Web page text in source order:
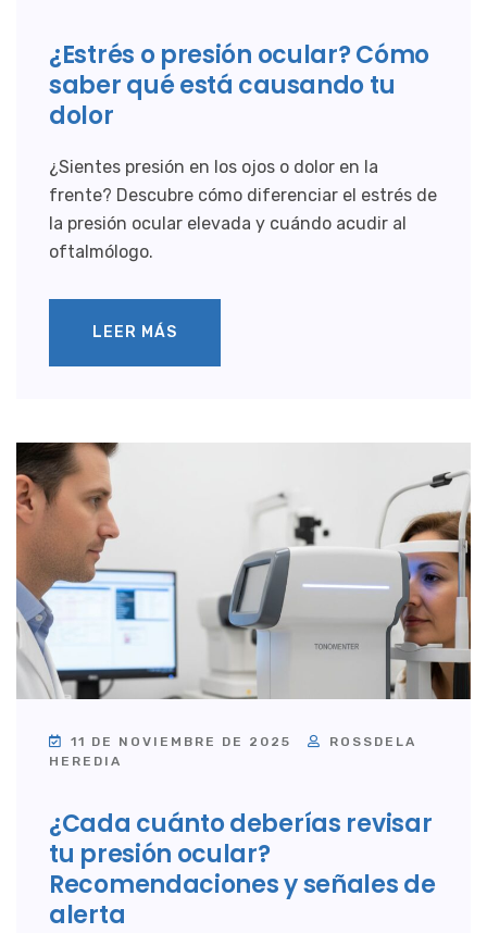
¿Estrés o presión ocular? Cómo
saber qué está causando tu
dolor
¿Sientes presión en los ojos o dolor en la
frente? Descubre cómo diferenciar el estrés de
la presión ocular elevada y cuándo acudir al
oftalmólogo.
LEER MÁS
11 DE NOVIEMBRE DE 2025
ROSSDELA
HEREDIA
¿Cada cuánto deberías revisar
tu presión ocular?
Recomendaciones y señales de
alerta